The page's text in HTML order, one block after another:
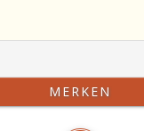
bis
Absatz
eins,
der
eine
strafbareMERKEN